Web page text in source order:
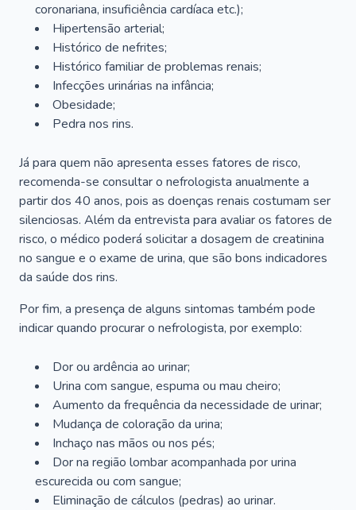
coronariana, insuficiência cardíaca etc.);
Hipertensão arterial;
Histórico de nefrites;
Histórico familiar de problemas renais;
Infecções urinárias na infância;
Obesidade;
Pedra nos rins.
Já para quem não apresenta esses fatores de risco,
recomenda-se consultar o nefrologista anualmente a
partir dos 40 anos, pois as doenças renais costumam ser
silenciosas. Além da entrevista para avaliar os fatores de
risco, o médico poderá solicitar a dosagem de creatinina
no sangue e o exame de urina, que são bons indicadores
da saúde dos rins.
Por fim, a presença de alguns sintomas também pode
indicar quando procurar o nefrologista, por exemplo:
Dor ou ardência ao urinar;
Urina com sangue, espuma ou mau cheiro;
Aumento da frequência da necessidade de urinar;
Mudança de coloração da urina;
Inchaço nas mãos ou nos pés;
Dor na região lombar acompanhada por urina
escurecida ou com sangue;
Eliminação de cálculos (pedras) ao urinar.